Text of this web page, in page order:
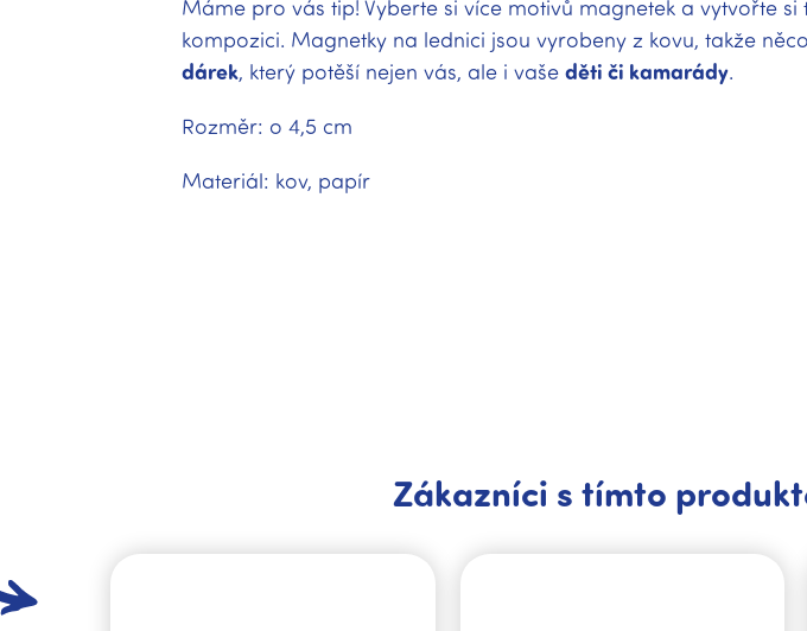
Máme pro vás tip! Vyberte si více motivů magnetek a vytvořte si
kompozici. Magnetky na lednici jsou vyrobeny z kovu, takže
dárek, který potěší nejen vás, ale i vaše děti či kamarády.
Rozměr: o 4,5 cm
Materiál: kov, papír
Zákazníci s tímto